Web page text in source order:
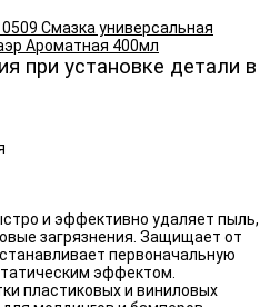
при установке детали в
и эффективно удаляет пыль,
загрязнения. Защищает от
первоначальную
эффектом.
пластиковых и виниловых